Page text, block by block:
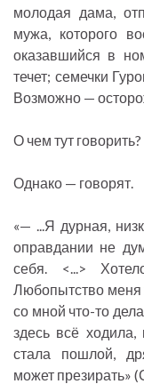
молодая дама,
мужа, которого
оказавшийся в
течет; семечки
Возможно —
О чем тут говорить?
Однако — говорят.
«— ...Я дурная,
оправдании не
себя. <...>
Любопытство меня
со мной что-то
здесь всё ходила,
стала пошлой,
может презирать»